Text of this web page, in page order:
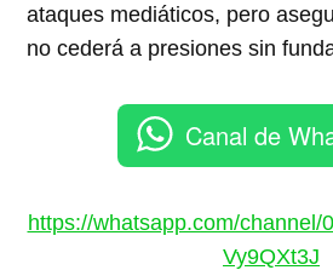
ataques mediáticos, pero
no cederá a presiones sin
Canal de
https://whatsapp.com/channel/
Vy9QXt3J